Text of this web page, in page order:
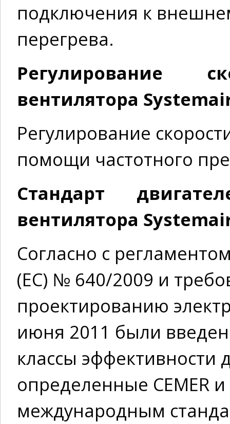
подключения к
перегрева.
Регулирование
вентилятора
Регулирование
помощи частотного
Стандарт
вентилятора
Согласно с
(ЕС) № 640/2009 и
проектированию
июня 2011 были
классы
определенные CEMER и
международным